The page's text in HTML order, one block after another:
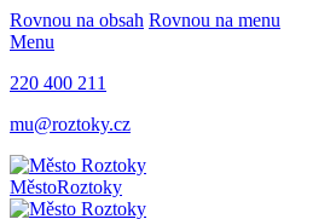
Rovnou na obsah Rovnou na menu
Menu
220 400 211
mu@roztoky.cz
MěstoRoztoky